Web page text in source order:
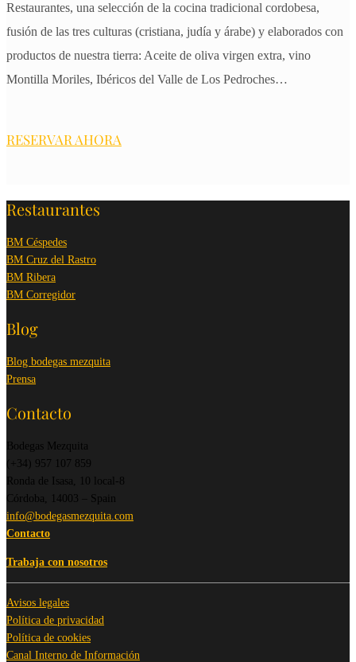
Restaurantes, una selección de la cocina tradicional cordobesa,
fusión de las tres culturas (cristiana, judía y árabe) y elaborados con
productos de nuestra tierra: Aceite de oliva virgen extra, vino
Montilla Moriles, Ibéricos del Valle de Los Pedroches…
RESERVAR AHORA
Restaurantes
BM Céspedes
BM Cruz del Rastro
BM Ribera
BM Corregidor
Blog
Blog bodegas mezquita
Prensa
Contacto
Bodegas Mezquita
(+34) 957 107 859
Ronda de Isasa, 10 local-8
Córdoba, 14003 – Spain
info@bodegasmezquita.com
Contacto
Trabaja con nosotros
Avisos legales
Política de privacidad
Política de cookies
Canal Interno de Información